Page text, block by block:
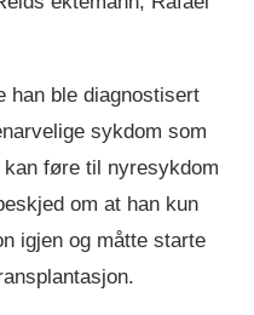
han ble diagnostisert
sykdom som
føre til nyresykdom
om at han kun
igjen og måtte starte